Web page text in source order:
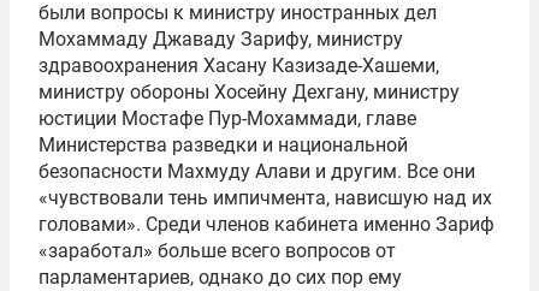
были вопросы к министру иностранных дел
Мохаммаду Джаваду Зарифу, министру
здравоохранения Хасану Казизаде-Хашеми,
министру обороны Хосейну Дехгану, министру
юстиции Мостафе Пур-Мохаммади, главе
Министерства разведки и национальной
безопасности Махмуду Алави и другим. Все они
«чувствовали тень импичмента, нависшую над их
головами». Среди членов кабинета именно Зариф
«заработал» больше всего вопросов от
парламентариев, однако до сих пор ему